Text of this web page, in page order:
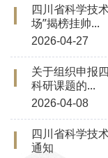
四川省科学技
场”揭榜挂帅...
2026-04-27
关于组织申报
科研课题的...
2026-04-08
四川省科学技
通知